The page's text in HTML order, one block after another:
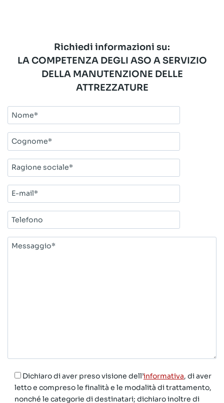
Richiedi informazioni su:
LA COMPETENZA DEGLI ASO A SERVIZIO
DELLA MANUTENZIONE DELLE
ATTREZZATURE
Nome*
Cognome*
Ragione
sociale*
E-
mail*
Telefono
Messaggio*
Dichiaro di aver preso visione dell’informativa, di aver
letto e compreso le finalità e le modalità di trattamento,
nonché le categorie di destinatari; dichiaro inoltre di